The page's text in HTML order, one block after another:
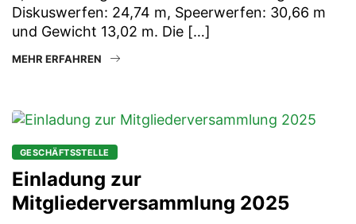
Diskuswerfen: 24,74 m, Speerwerfen: 30,66 m
und Gewicht 13,02 m. Die […]
MEHR ERFAHREN
GESCHÄFTSSTELLE
Einladung zur
Mitgliederversammlung 2025